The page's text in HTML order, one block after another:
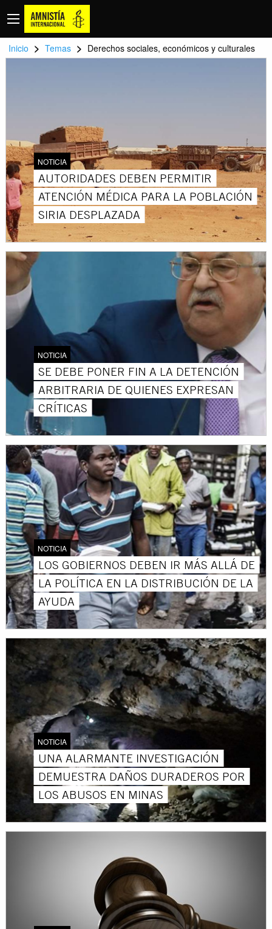
Inicio > Temas > Derechos sociales, económicos y culturales
NOTICIA
AUTORIDADES DEBEN PERMITIR
ATENCIÓN MÉDICA PARA LA POBLACIÓN
SIRIA DESPLAZADA
NOTICIA
SE DEBE PONER FIN A LA DETENCIÓN
ARBITRARIA DE QUIENES EXPRESAN
CRÍTICAS
NOTICIA
LOS GOBIERNOS DEBEN IR MÁS ALLÁ DE
LA POLÍTICA EN LA DISTRIBUCIÓN DE LA
AYUDA
NOTICIA
UNA ALARMANTE INVESTIGACIÓN
DEMUESTRA DAÑOS DURADEROS POR
LOS ABUSOS EN MINAS